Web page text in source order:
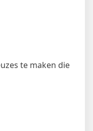
te maken die